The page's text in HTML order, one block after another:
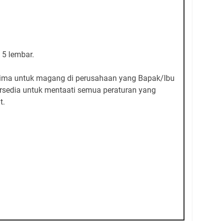
lembar.
untuk magang di perusahaan yang Bapak/Ibu
untuk mentaati semua peraturan yang